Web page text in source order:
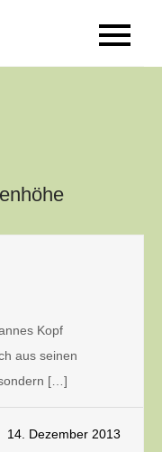
Kopf
aus seinen
[…]
14. Dezember 2013